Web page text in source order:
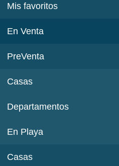
Mis favoritos
En Venta
PreVenta
Casas
Departamentos
En Playa
Casas